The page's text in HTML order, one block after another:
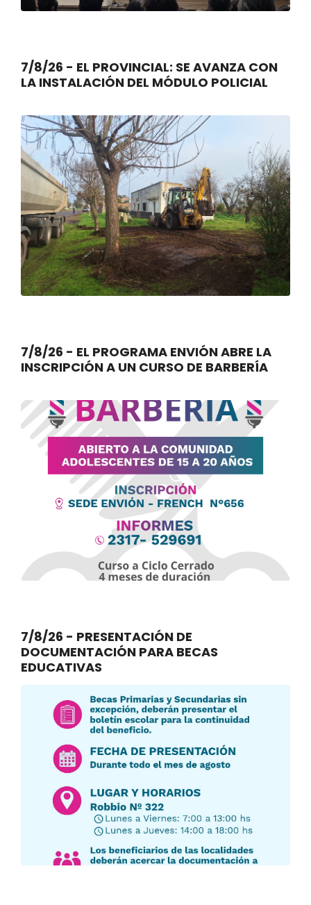
7/8/26 - EL PROVINCIAL: SE AVANZA CON
LA INSTALACIÓN DEL MÓDULO POLICIAL
7/8/26 - EL PROGRAMA ENVIÓN ABRE LA
INSCRIPCIÓN A UN CURSO DE BARBERÍA
7/8/26 - PRESENTACIÓN DE
DOCUMENTACIÓN PARA BECAS
EDUCATIVAS